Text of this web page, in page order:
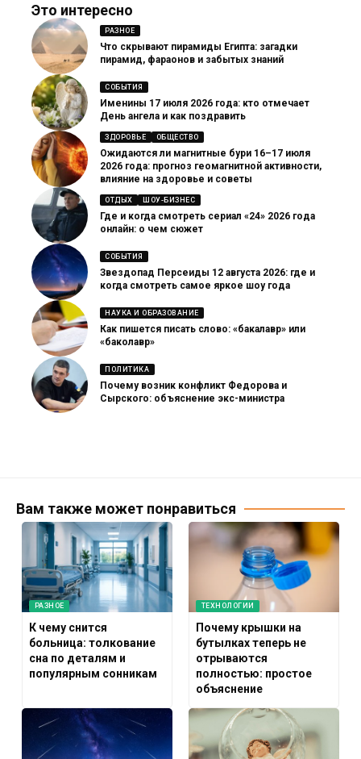
Это интересно
РАЗНОЕ
Что скрывают пирамиды Египта: загадки
пирамид, фараонов и забытых знаний
СОБЫТИЯ
Именины 17 июля 2026 года: кто отмечает
День ангела и как поздравить
ЗДОРОВЬЕ ОБЩЕСТВО
Ожидаются ли магнитные бури 16–17 июля
2026 года: прогноз геомагнитной активности,
влияние на здоровье и советы
ОТДЫХ ШОУ-БИЗНЕС
Где и когда смотреть сериал «24» 2026 года
онлайн: о чем сюжет
СОБЫТИЯ
Звездопад Персеиды 12 августа 2026: где и
когда смотреть самое яркое шоу года
НАУКА И ОБРАЗОВАНИЕ
Как пишется писать слово: «бакалавр» или
«баколавр»
ПОЛИТИКА
Почему возник конфликт Федорова и
Сырского: объяснение экс-министра
Вам также может понравиться
РАЗНОЕ
К чему снится
больница: толкование
сна по деталям и
популярным сонникам
ТЕХНОЛОГИИ
Почему крышки на
бутылках теперь не
отрываются
полностью: простое
объяснение